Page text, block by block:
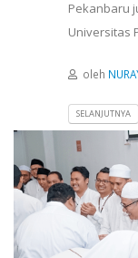
Pekanbaru
Universitas
oleh
SELANJUTNYA